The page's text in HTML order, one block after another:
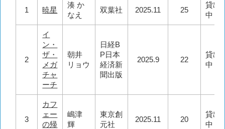
1 暁星
湊 か
なえ
双葉社 2025.11 25
貸出
中
2
イ
ン・
ザ・
メガ
チャ
ーチ
朝井
リョウ
日経B
P日本
経済新
聞出版
2025.9 22
貸出
中
3
カフ
ェー
の帰
嶋津
輝
東京創
元社
2025.11 20
貸出
中